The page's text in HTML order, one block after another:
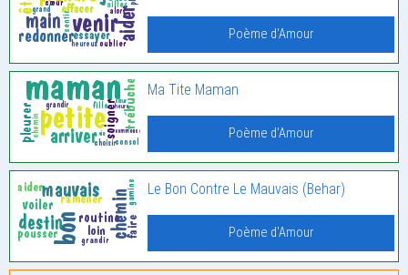
Poème d'Amour
Ma Tite Maman
Poème d'Amour
Le Bon Contre Le Mauvais (Behar)
Poème d'Amour